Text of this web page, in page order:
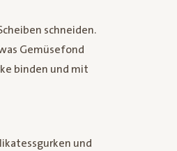
schneiden.
Gemüsefond
binden und mit
und